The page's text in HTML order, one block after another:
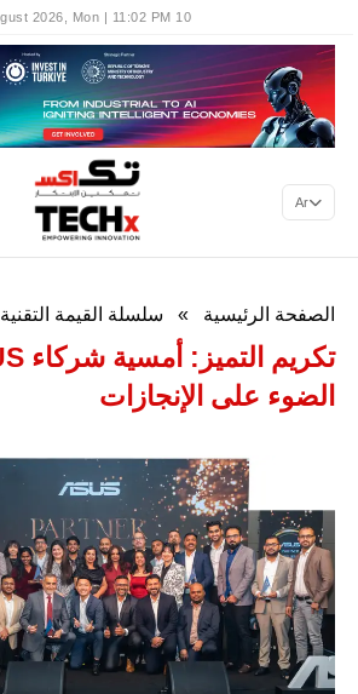
10 August 2026, Mon | 11:02 PM
Ar
الصفحة الرئيسية » سلسلة القيمة التقنية
الضوء على الإنجازات